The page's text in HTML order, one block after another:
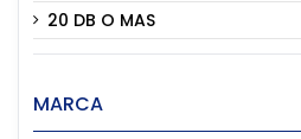
20 DB O MAS
MARCA